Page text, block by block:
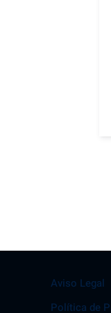
Aviso Legal
Política de